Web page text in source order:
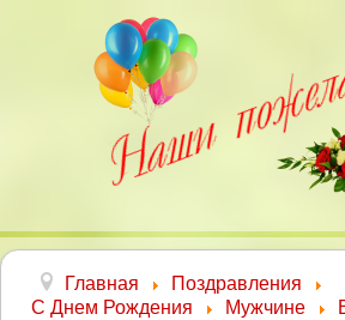
Главная
Поздравления
С Днем Рождения
Мужчине